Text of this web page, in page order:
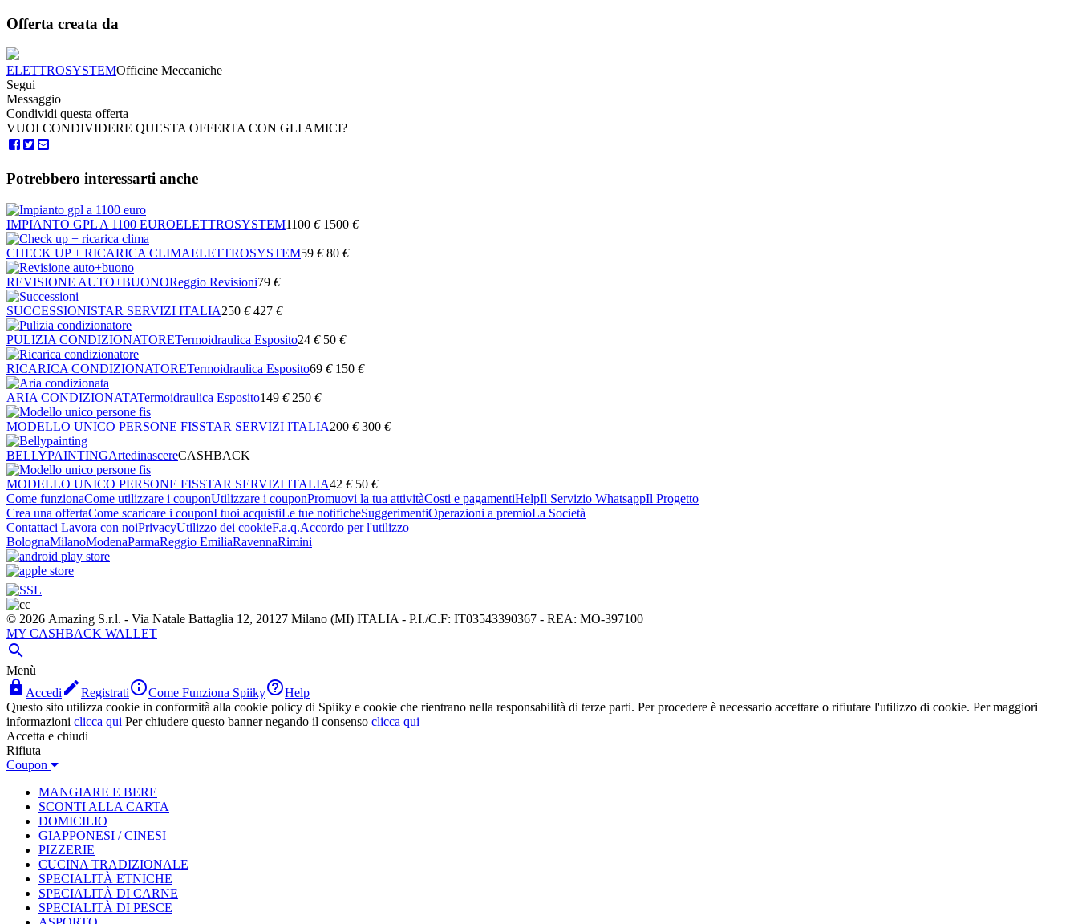
Offerta creata da
ELETTROSYSTEMOfficine Meccaniche
Segui
Messaggio
Condividi questa offerta
VUOI CONDIVIDERE QUESTA OFFERTA CON GLI AMICI?
Potrebbero interessarti anche
IMPIANTO GPL A 1100 EUROELETTROSYSTEM1100 € 1500 €
CHECK UP + RICARICA CLIMAELETTROSYSTEM59 € 80 €
REVISIONE AUTO+BUONOReggio Revisioni79 €
SUCCESSIONISTAR SERVIZI ITALIA250 € 427 €
PULIZIA CONDIZIONATORETermoidraulica Esposito24 € 50 €
RICARICA CONDIZIONATORETermoidraulica Esposito69 € 150 €
ARIA CONDIZIONATATermoidraulica Esposito149 € 250 €
MODELLO UNICO PERSONE FISSTAR SERVIZI ITALIA200 € 300 €
BELLYPAINTINGArtedinascereCASHBACK
MODELLO UNICO PERSONE FISSTAR SERVIZI ITALIA42 € 50 €
Come funzionaCome utilizzare i couponUtilizzare i couponPromuovi la tua attivitàCosti e pagamentiHelpIl Servizio WhatsappIl Progetto
Crea una offertaCome scaricare i couponI tuoi acquistiLe tue notificheSuggerimentiOperazioni a premioLa Società
Contattaci Lavora con noiPrivacyUtilizzo dei cookieF.a.q.Accordo per l'utilizzo
BolognaMilanoModenaParmaReggio EmiliaRavennaRimini
© 2026 Amazing S.r.l. - Via Natale Battaglia 12, 20127 Milano (MI) ITALIA - P.I./C.F: IT03543390367 - REA: MO-397100
MY CASHBACK WALLET

Menù
 Accedi RegistratiCome Funziona SpiikyHelp
Questo sito utilizza cookie in conformità alla cookie policy di Spiiky e cookie che rientrano nella responsabilità di terze parti. Per procedere è necessario accettare o rifiutare l'utilizzo di cookie. Per maggiori
informazioni clicca qui Per chiudere questo banner negando il consenso clicca qui
Accetta e chiudi
Rifiuta
Coupon
MANGIARE E BERE
SCONTI ALLA CARTA
DOMICILIO
GIAPPONESI / CINESI
PIZZERIE
CUCINA TRADIZIONALE
SPECIALITÀ ETNICHE
SPECIALITÀ DI CARNE
SPECIALITÀ DI PESCE